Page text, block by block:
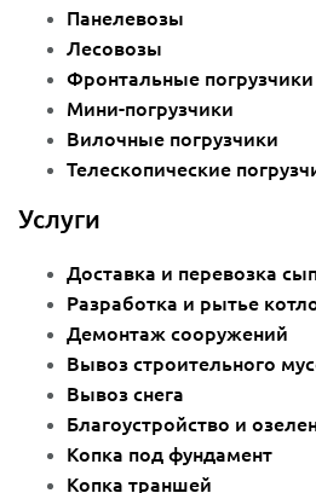
Панелевозы
Лесовозы
Фронтальные погрузчики
Мини-погрузчики
Вилочные погрузчики
Телескопические
Услуги
Доставка и перевозка
Разработка и рытье
Демонтаж сооружений
Вывоз строительного
Вывоз снега
Благоустройство и
Копка под фундамент
Копка траншей